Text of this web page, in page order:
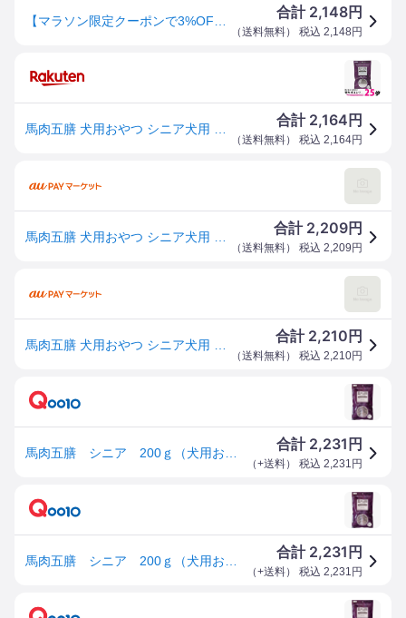
合計 2,148円
（送料無料） 税込 2,148 円
合計 2,164 円
（送料無料） 税込 2,164円
合計 2,209円
（送料無料） 税込 2,209 円
合計 2,210 円
（送料無料） 税込 2,210円
合計 2,231 円
（+送料） 税込 2,231 円
合計 2,231 円
（+送料） 税込 2,231 円